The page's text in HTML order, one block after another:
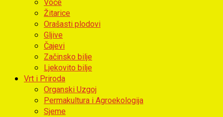
Voće
Žitarice
Orašasti plodovi
Gljive
Čajevi
Začinsko bilje
Ljekovito bilje
Vrt i Priroda
Organski Uzgoj
Permakultura i Agroekologija
Sjeme